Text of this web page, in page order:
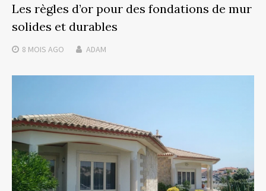
Les règles d’or pour des fondations de mur
solides et durables
8 MOIS AGO ADAM